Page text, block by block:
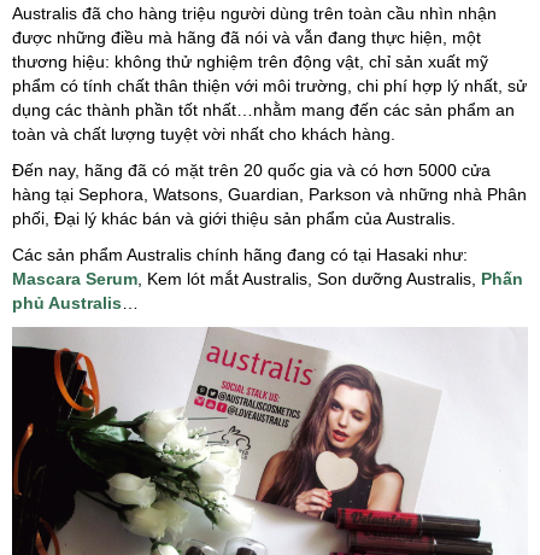
Australis đã cho hàng triệu người dùng trên toàn cầu nhìn nhận
được những điều mà hãng đã nói và vẫn đang thực hiện, một
thương hiệu: không thử nghiệm trên động vật, chỉ sản xuất mỹ
phẩm có tính chất thân thiện với môi trường, chi phí hợp lý nhất, sử
dụng các thành phần tốt nhất…nhằm mang đến các sản phẩm an
toàn và chất lượng tuyệt vời nhất cho khách hàng.
Đến nay, hãng đã có mặt trên 20 quốc gia và có hơn 5000 cửa
hàng tại Sephora, Watsons, Guardian, Parkson và những nhà Phân
phối, Đại lý khác bán và giới thiệu sản phẩm của Australis.
Các sản phẩm Australis chính hãng đang có tại Hasaki như:
Mascara Serum , Kem lót mắt Australis, Son dưỡng Australis, Phấn
phủ Australis